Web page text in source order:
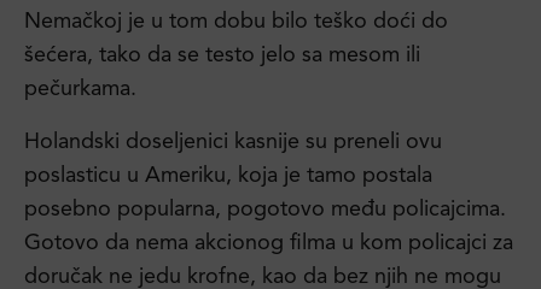
Nemačkoj je u tom dobu bilo teško doći do
šećera, tako da se testo jelo sa mesom ili
pečurkama.
Holandski doseljenici kasnije su preneli ovu
poslasticu u Ameriku, koja je tamo postala
posebno popularna, pogotovo među policajcima.
Gotovo da nema akcionog filma u kom policajci za
doručak ne jedu krofne, kao da bez njih ne mogu